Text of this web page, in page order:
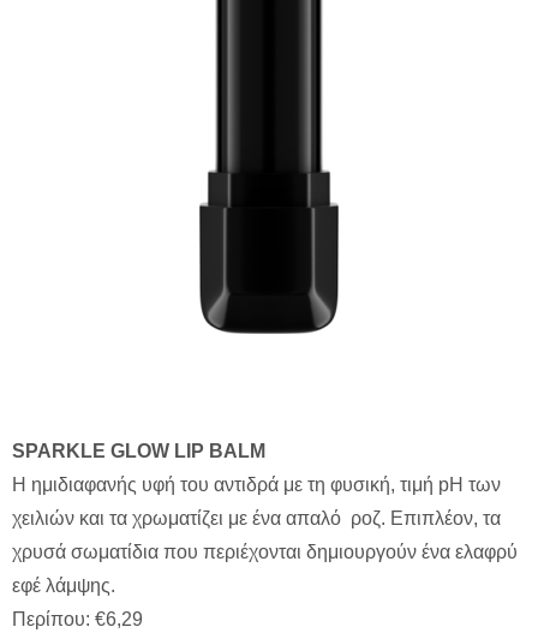
SPARKLE GLOW LIP BALM
Η ημιδιαφανής υφή του αντιδρά με τη φυσική, τιμή pH των
χειλιών και τα χρωματίζει με ένα απαλό ροζ. Επιπλέον, τα
χρυσά σωματίδια που περιέχονται δημιουργούν ένα ελαφρύ
εφέ λάμψης.
Περίπου: €6,29